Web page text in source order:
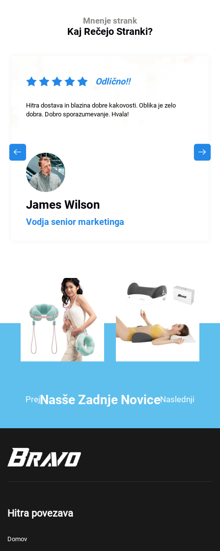
Mnenje strank
Kaj Rečejo Stranki?
Odlična storitev od odlične ekipe v odlični podjetju.
dobrih kakovosti in točno tisto, kar smo pričakovali.
Sarah Johnson
Vodja finančne odseka
PrejNasše Zadnje NoviceNaslednji
Hitra povezava
Domov